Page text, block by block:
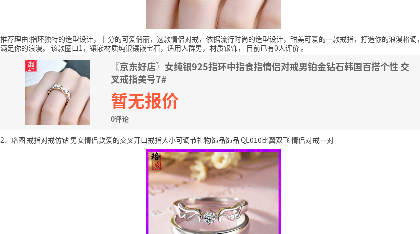
推荐理由:指环独特的造型设计，十分的可爱俏丽，这款情侣对戒，依据流行时尚的造型设计，甜美可爱的一款戒指，打造你的浪漫格调，
满足你的浪漫。 该款圈口1，镶嵌材质纯银镶嵌宝石，适用人群男，材质银饰， 目前已有0人评价。
〖京东好店〗女纯银925指环中指食指情侣对戒男铂金钻石韩国百搭个性 交
叉戒指美号7#
暂无报价
0评论
2、珞图 戒指对戒仿钻 男女情侣款爱的交叉开口戒指大小可调节礼物饰品饰品 QL010比翼双飞 情侣对戒一对